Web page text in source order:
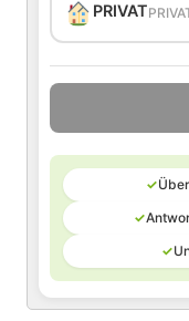
PRIVAT
✓
✓
✓